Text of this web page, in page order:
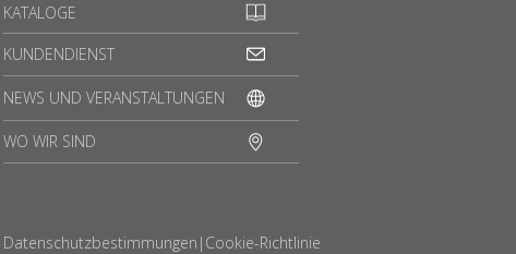
KATALOGE
KUNDENDIENST
NEWS UND VERANSTALTUNGEN
WO WIR SIND
Datenschutzbestimmungen | Cookie-Richtlinie